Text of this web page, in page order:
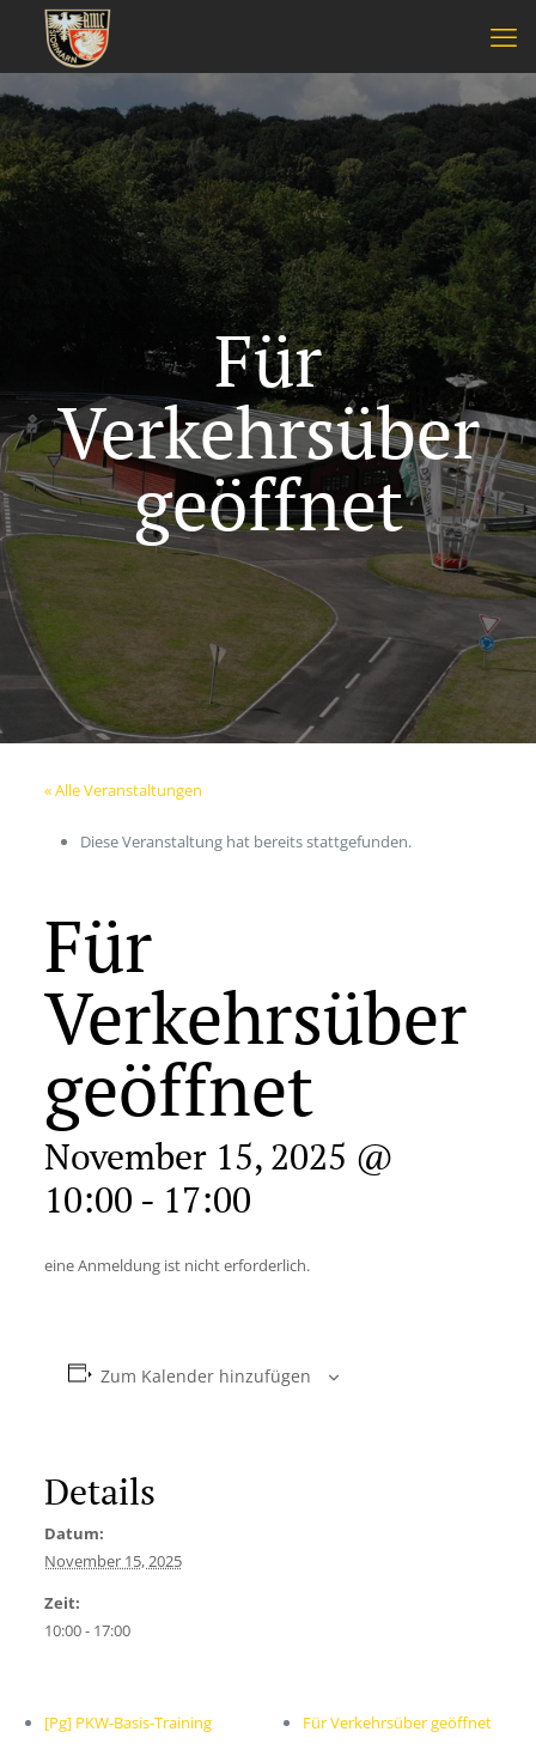
Für
Verkehrsüber
geöffnet
« Alle Veranstaltungen
Diese Veranstaltung hat bereits stattgefunden.
Für
Verkehrsüber
geöffnet
November 15, 2025 @
10:00 - 17:00
eine Anmeldung ist nicht erforderlich.
Zum Kalender hinzufügen
Details
Datum:
November 15, 2025
Zeit:
10:00 - 17:00
[Pg] PKW-Basis-Training Für Verkehrsüber geöffnet